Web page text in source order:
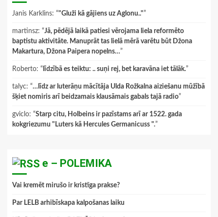
Janis Karklins: “"Gluži kā gājiens uz Aglonu.."”
martinsz: “Jā, pēdējā laikā patiesi vērojama liela reformēto
baptistu aktivitāte. Manuprāt tas lielā mērā varētu būt Džona
Makartura, Džona Paipera nopelns…”
Roberto: “ līdzībā es teiktu: .. suņi rej, bet karavāna iet tālāk.”
talyc: “…līdz ar luterāņu mācītāja Ulda Rožkalna aiziešanu mūžībā
šķiet nomiris arī beidzamais klausāmais gabals tajā radio”
gviclo: “Starp citu, Holbeins ir pazīstams arī ar 1522. gada
kokgriezumu "Luters kā Hercules Germanicuss ".”
e – POLEMIKA
Vai kremēt mirušo ir kristīga prakse?
Par LELB arhibīskapa kalpošanas laiku